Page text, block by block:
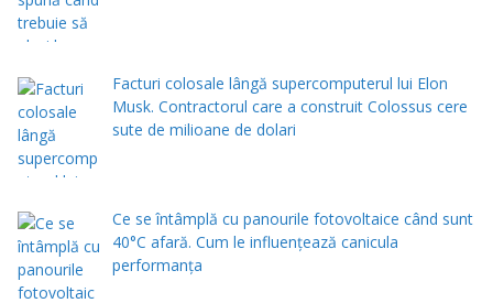
Facturi colosale lângă supercomputerul lui Elon
Musk. Contractorul care a construit Colossus cere
sute de milioane de dolari
Ce se întâmplă cu panourile fotovoltaice când sunt
40°C afară. Cum le influențează canicula
performanța